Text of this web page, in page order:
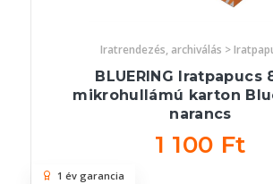
Iratrendezés, archiválás >
BLUERING Iratpapucs
mikrohullámú karton
narancs
1 100 Ft
1 év garancia